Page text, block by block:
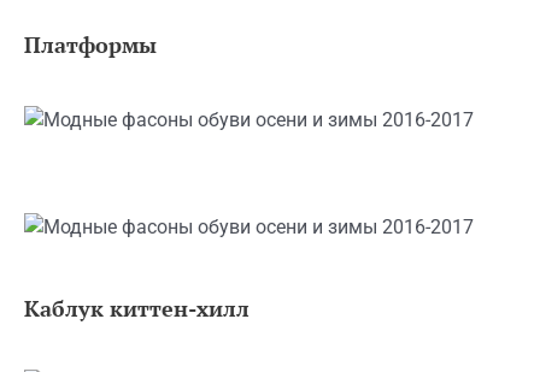
Платформы
Каблук киттен-хилл